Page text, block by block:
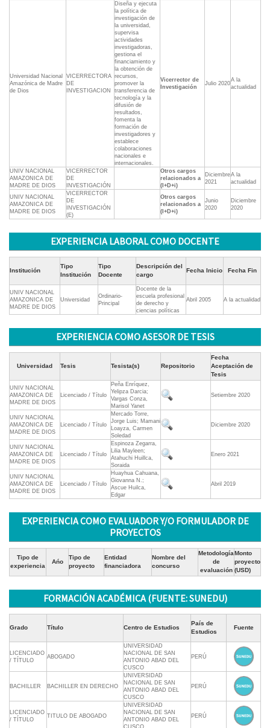
Universidad Nacional
Amazónica de Madre
de Dios
VICERRECTORA
DE
INVESTIGACION
Diseña y ejecuta
la política de
investigación de
la universidad,
supervisa
actividades
investigadoras,
gestiona el
financiamiento y
la obtención de
recursos,
promover la
transferencia de
tecnología y la
difusión de
resultados,
fomenta la
formación de
investigadores y
establece
colaboraciones
nacionales e
internacionales.
Vicerrector de
Investigación
Julio 2020
A la
actualidad
UNIV NACIONAL
AMAZONICA DE
MADRE DE DIOS
VICERRECTOR
DE
INVESTIGACIÓN
Otros cargos
relacionados a
(I+D+i)
Diciembre
2021
A la
actualidad
UNIV NACIONAL
AMAZONICA DE
MADRE DE DIOS
VICERRECTOR
DE
INVESTIGACIÓN
(E)
Otros cargos
relacionados a
(I+D+i)
Junio
2020
Diciembre
2020
EXPERIENCIA LABORAL COMO DOCENTE
Institución
Tipo
Institución
Tipo
Docente
Descripción del
cargo
Fecha Inicio Fecha Fin
UNIV NACIONAL
AMAZONICA DE
MADRE DE DIOS
Universidad
Ordinario-
Principal
Docente de la
escuela profesional
de derecho y
ciencias políticas
Abril 2005 A la actualidad
EXPERIENCIA COMO ASESOR DE TESIS
Universidad Tesis Tesista(s) Repositorio
Fecha
Aceptación de
Tesis
UNIV NACIONAL
AMAZONICA DE
MADRE DE DIOS
Licenciado / Título
Peña Enríquez,
Yelipza Darcia;
Vargas Conza,
Marisol Yanet
Setiembre 2020
UNIV NACIONAL
AMAZONICA DE
MADRE DE DIOS
Licenciado / Título
Mercado Torre,
Jorge Luis; Mamani
Loayza, Carmen
Soledad
Diciembre 2020
UNIV NACIONAL
AMAZONICA DE
MADRE DE DIOS
Licenciado / Título
Espinoza Zegarra,
Lilia Mayleen;
Atahuchi Huillca,
Soraida
Enero 2021
UNIV NACIONAL
AMAZONICA DE
MADRE DE DIOS
Licenciado / Título
Huayhua Cahuana,
Giovanna N.;
Ascue Huilca,
Edgar
Abril 2019
EXPERIENCIA COMO EVALUADOR Y/O FORMULADOR DE
PROYECTOS
Tipo de
experiencia
Ańo
Tipo de
proyecto
Entidad
financiadora
Nombre del
concurso
Metodología
de
evaluación
Monto
proyecto
(USD)
FORMACIÓN ACADÉMICA (FUENTE: SUNEDU)
Grado Título Centro de Estudios
País de
Estudios
Fuente
LICENCIADO
/ TÍTULO
ABOGADO
UNIVERSIDAD
NACIONAL DE SAN
ANTONIO ABAD DEL
CUSCO
PERÚ
BACHILLER BACHILLER EN DERECHO
UNIVERSIDAD
NACIONAL DE SAN
ANTONIO ABAD DEL
CUSCO
PERÚ
LICENCIADO
/ TÍTULO
TITULO DE ABOGADO
UNIVERSIDAD
NACIONAL DE SAN
ANTONIO ABAD DEL
CUSCO
PERÚ